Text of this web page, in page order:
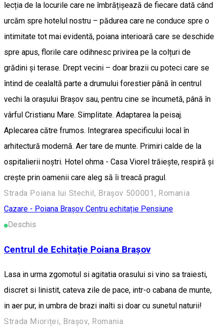
lecția de la locurile care ne îmbrățișează de fiecare dată când
urcăm spre hotelul nostru – pădurea care ne conduce spre o
intimitate tot mai evidentă, poiana interioară care se deschide
spre apus, florile care odihnesc privirea pe la colțuri de
grădini și terase. Drept vecini – doar brazii cu poteci care se
întind de cealaltă parte a drumului forestier până în centrul
vechi la orașului Brașov sau, pentru cine se încumetă, până în
vârful Cristianu Mare. Simplitate. Adaptarea la peisaj.
Aplecarea către frumos. Integrarea specificului local în
arhitectură modernă. Aer tare de munte. Primiri calde de la
ospitalierii noștri. Hotel ohma - Casa Viorel trăiește, respiră și
crește prin oamenii care aleg să îi treacă pragul.
Strada Poiana lui Stechil, Brașov 500001, Romania
Cazare - Poiana Brașov Centru echitație Pensiune
Deschis
Centrul de Echitație Poiana Brașov
Lasa in urma zgomotul si agitatia orasului si vino sa traiesti,
discret si linistit, cateva zile de pace, intr-o cabana de munte,
in aer pur, in umbra de brazi inalti si doar cu sunetul naturii!
Strada Mioriței, Brașov, Romania